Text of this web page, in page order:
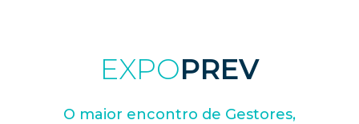
EXPOPREV
O maior encontro de Gestores,